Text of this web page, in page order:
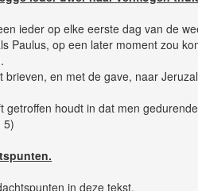
ieder op elke eerste dag van de
Paulus, op een later moment zou
brieven, en met de gave, naar
getroffen houdt in dat men
5)
in deze tekst.